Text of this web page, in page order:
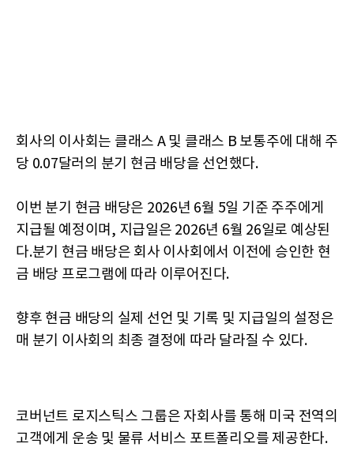
회사의 이사회는 클래스 A 및 클래스 B 보통주에 대해 주
당 0.07달러의 분기 현금 배당을 선언했다.
이번 분기 현금 배당은 2026년 6월 5일 기준 주주에게
지급될 예정이며, 지급일은 2026년 6월 26일로 예상된
다.분기 현금 배당은 회사 이사회에서 이전에 승인한 현
금 배당 프로그램에 따라 이루어진다.
향후 현금 배당의 실제 선언 및 기록 및 지급일의 설정은
매 분기 이사회의 최종 결정에 따라 달라질 수 있다.
코버넌트 로지스틱스 그룹은 자회사를 통해 미국 전역의
고객에게 운송 및 물류 서비스 포트폴리오를 제공한다.